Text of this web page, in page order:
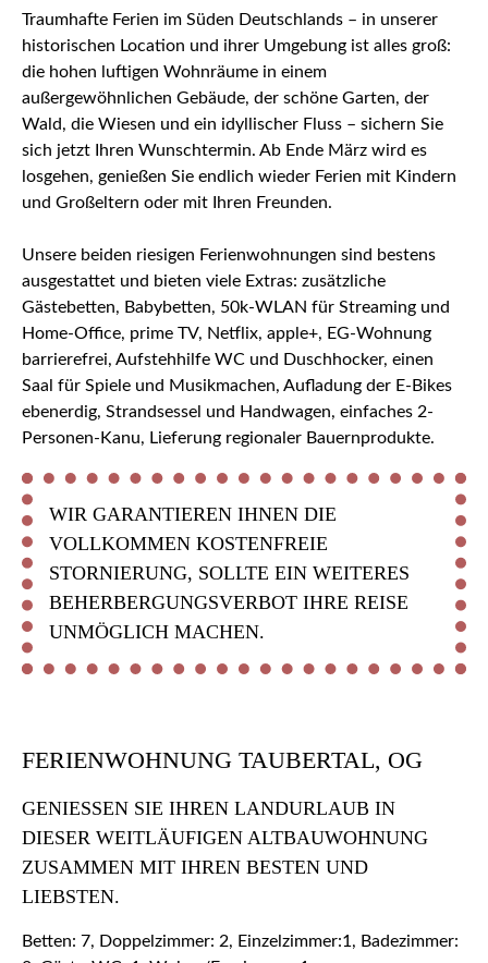
Traumhafte Ferien im Süden Deutschlands – in unserer
historischen Location und ihrer Umgebung ist alles groß:
die hohen luftigen Wohnräume in einem
außergewöhnlichen Gebäude, der schöne Garten, der
Wald, die Wiesen und ein idyllischer Fluss – sichern Sie
sich jetzt Ihren Wunschtermin. Ab Ende März wird es
losgehen, genießen Sie endlich wieder Ferien mit Kindern
und Großeltern oder mit Ihren Freunden.
Unsere beiden riesigen Ferienwohnungen sind bestens
ausgestattet und bieten viele Extras: zusätzliche
Gästebetten, Babybetten, 50k-WLAN für Streaming und
Home-Office, prime TV, Netflix, apple+, EG-Wohnung
barrierefrei, Aufstehhilfe WC und Duschhocker, einen
Saal für Spiele und Musikmachen, Aufladung der E-Bikes
ebenerdig, Strandsessel und Handwagen, einfaches 2-
Personen-Kanu, Lieferung regionaler Bauernprodukte.
WIR GARANTIEREN IHNEN DIE
VOLLKOMMEN KOSTENFREIE
STORNIERUNG, SOLLTE EIN WEITERES
BEHERBERGUNGSVERBOT IHRE REISE
UNMÖGLICH MACHEN.
FERIENWOHNUNG TAUBERTAL, OG
GENIESSEN SIE IHREN LANDURLAUB IN D
IESER WEITLÄUFIGEN ALTBAUWOHNUNG Z
USAMMEN MIT IHREN BESTEN UND L
IEBSTEN.
Betten: 7, Doppelzimmer: 2, Einzelzimmer:1, Badezimmer: